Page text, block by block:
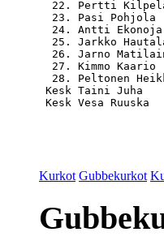
22. Pertti
23. Pasi Pohjola
24. Antti
25. Jarkko
26. Jarno
27. Kimmo Kaario
28. Peltonen
Kesk Taini
Kurkot Gubbekurkot